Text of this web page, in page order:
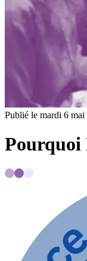
Publié le mardi 6 mai
Pourquoi